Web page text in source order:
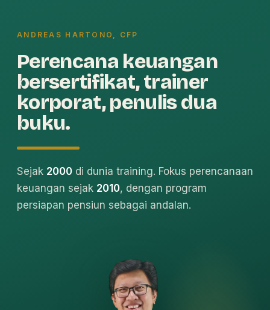
ANDREAS HARTONO, CFP
Perencana keuangan
bersertifikat, trainer
korporat, penulis dua
buku.
Sejak 2000 di dunia training. Fokus perencanaan
keuangan sejak 2010, dengan program
persiapan pensiun sebagai andalan.